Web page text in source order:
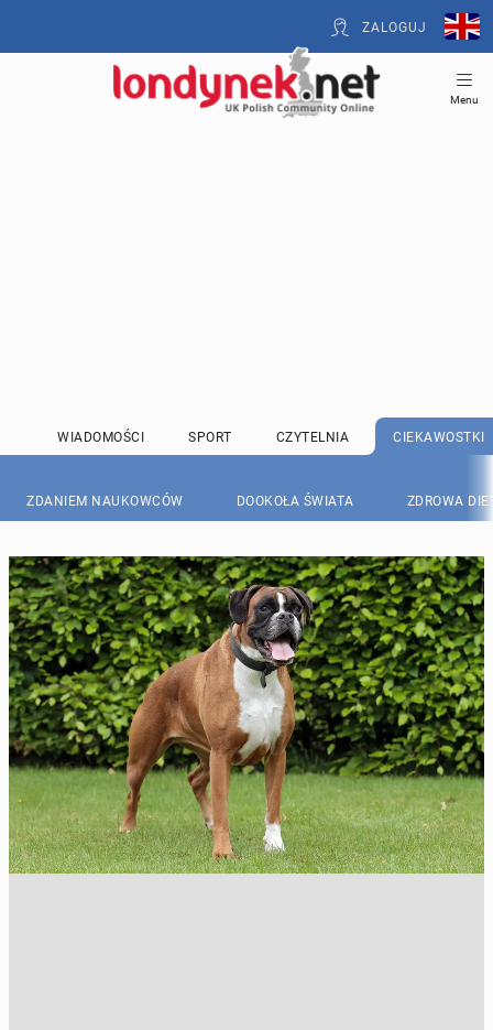
ZALOGUJ
Menu
WIADOMOŚCI SPORT CZYTELNIA CIEKAWOSTKI
ZDANIEM NAUKOWCÓW DOOKOŁA ŚWIATA ZDROWA